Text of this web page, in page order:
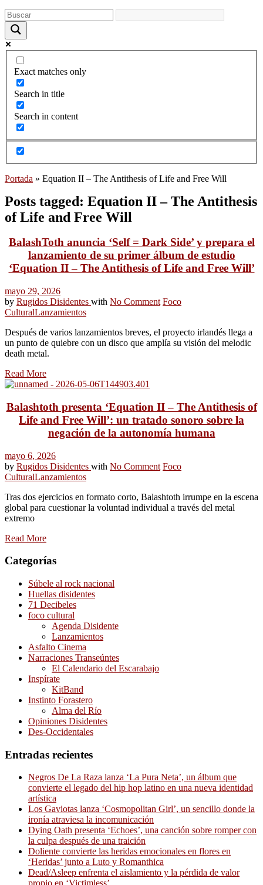
Exact matches only
Search in title
Search in content
Portada » Equation II – The Antithesis of Life and Free Will
Posts tagged: Equation II – The Antithesis
of Life and Free Will
BalashToth anuncia ‘Self = Dark Side’ y prepara el
lanzamiento de su primer álbum de estudio
‘Equation II – The Antithesis of Life and Free Will’
mayo 29, 2026
by Rugidos Disidentes with No Comment Foco
CulturalLanzamientos
Después de varios lanzamientos breves, el proyecto irlandés llega a
un punto de quiebre con un disco que amplía su visión del melodic
death metal.
Read More
Balashtoth presenta ‘Equation II – The Antithesis of
Life and Free Will’: un tratado sonoro sobre la
negación de la autonomía humana
mayo 6, 2026
by Rugidos Disidentes with No Comment Foco
CulturalLanzamientos
Tras dos ejercicios en formato corto, Balashtoth irrumpe en la escena
global para cuestionar la voluntad individual a través del metal
extremo
Read More
Categorías
Súbele al rock nacional
Huellas disidentes
71 Decibeles
foco cultural
Agenda Disidente
Lanzamientos
Asfalto Cinema
Narraciones Transeúntes
El Calendario del Escarabajo
Inspírate
KitBand
Instinto Forastero
Alma del Río
Opiniones Disidentes
Des-Occidentales
Entradas recientes
Negros De La Raza lanza ‘La Pura Neta’, un álbum que
convierte el legado del hip hop latino en una nueva identidad
artística
Los Gaviotas lanza ‘Cosmopolitan Girl’, un sencillo donde la
ironía atraviesa la incomunicación
Dying Oath presenta ‘Echoes’, una canción sobre romper con
la culpa después de una traición
Doliente convierte las heridas emocionales en flores en
‘Heridas’ junto a Luto y Romanthica
Dead/Asleep enfrenta el aislamiento y la pérdida de valor